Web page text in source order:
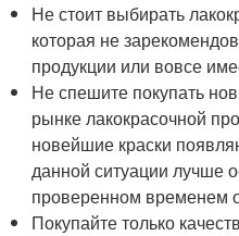
Не стоит выбирать
которая не
продукции или вовсе
Не спешите покупать
рынке лакокрасочной
новейшие краски
данной ситуации лучше
проверенном временем
Покупайте только